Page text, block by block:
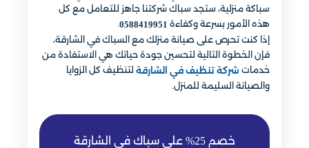
سباكة منزلية، ستجد سباك شركتنا جاهز للتعامل مع كل
هذه الأمور بسرعة وكفاءة 0588419951
.
إذا كنت تحرص على صيانة منزلك مع السباك في الشارقة،
فإن الخطوة التالية لتحسين جودة حياتك هي الاستفادة من
خدمات شركة تنظيف في الشارقة لتنظيف كل الزوايا
والصيانة السليمة للمنزل.
خصم 25% على سباك في الشارقة